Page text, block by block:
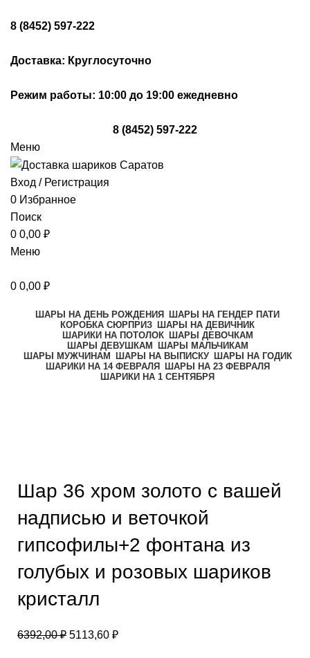
8 (8452) 597-222
Доставка: Круглосуточно
Режим работы: 10:00 до 19:00 ежедневно
8 (8452) 597-222
Меню
Вход / Регистрация
0 Избранное
Поиск
0 0,00 ₽
Меню
0 0,00 ₽
ШАРЫ НА ДЕНЬ РОЖДЕНИЯ
ШАРЫ НА ГЕНДЕР ПАТИ
КОРОБКА СЮРПРИЗ ШАРЫ НА ДЕВИЧНИК
ШАРИКИ НА ПОТОЛОК
ШАРЫ ДЕВОЧКАМ
ШАРЫ ДЕВУШКАМ
ШАРЫ МАЛЬЧИКАМ
ШАРЫ МУЖЧИНАМ
ШАРЫ НА ВЫПИСКУ
ШАРЫ НА ГОДИК
ШАРИКИ НА 14 ФЕВРАЛЯ
ШАРЫ НА 23 ФЕВРАЛЯ
ШАРИКИ НА 1 СЕНТЯБРЯ
Шар 36 хром золото с вашей
надписью и веточкой
гипсофилы+2 фонтана из
голубых и розовых шариков
кристалл
6392,00₽ 5113,60 ₽